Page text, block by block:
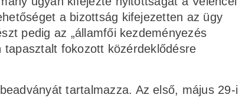
a bizottság kifejezetten az ügy
pedig az „államfői kezdeményezés
fokozott közérdeklődésre
tartalmazza. Az első, május 29-i